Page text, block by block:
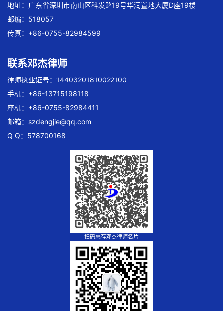
地址：广东省深圳市南山区科发路19号华润置地大厦D座19楼
邮编：518057
传真：+86-0755-82984599
联系邓杰律师
律师执业证号：14403201810022100
手机：+86-13715198118
座机：+86-0755-82984411
邮箱： szdengjie@qq.com
Q Q：578700168
扫码惠存邓杰律师名片